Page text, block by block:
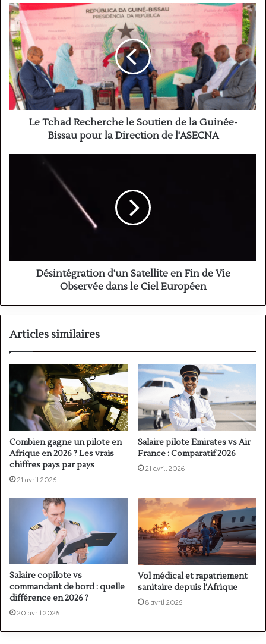
Le
Tchad
Recherche
le
Soutien
de
la
Guinée-
Bissau
pour
de
l'ASECNA
Le Tchad Recherche le Soutien de la Guinée-
Bissau pour la Direction de l'ASECNA
Désintégration
dans
Désintégration d’un Satellite en Fin de Vie
Observée dans le Ciel Européen
Articles similaires
Combien gagne un pilote en
Afrique en 2026 ? Les vrais
chiffres pays par pays
21 avril 2026
Salaire pilote Emirates vs Air
France : Comparatif 2026
21 avril 2026
Salaire copilote vs
commandant de bord : quelle
différence en 2026 ?
20 avril 2026
Vol médical et rapatriement
sanitaire depuis l’Afrique
8 avril 2026